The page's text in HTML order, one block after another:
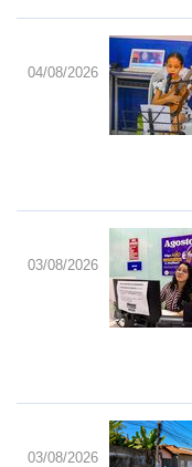
04/08/2026
03/08/2026
03/08/2026